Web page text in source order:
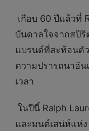
เกือบ 60 ปีแล้วที่
บันดาลใจจากสปิริ
แบรนด์ที่สะท้อนตั
ความปรารถนาอัน
เวลา
ในปีนี้ Ralph
และมนต์เสน่ห์แห่